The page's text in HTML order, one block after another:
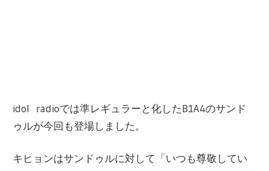
idol radioでは準レギュラーと化したB1A4のサンド
ゥルが今回も登場しました。
キヒョンはサンドゥルに対して「いつも尊敬してい